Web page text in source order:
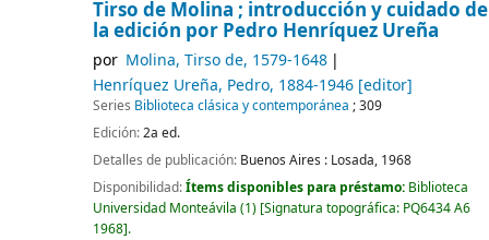
Tirso de Molina ; introducción y cuidado de
la edición por Pedro Henríquez Ureña
por Molina, Tirso de, 1579-1648
Henríquez Ureña, Pedro, 1884-1946[editor]
Series Biblioteca clásica y contemporánea ; 309
Edición:2a ed.
Detalles de publicación: Buenos Aires : Losada, 1968
Disponibilidad:Ítems disponibles para préstamo: Biblioteca
Universidad Monteávila (1) Signatura topográfica: PQ6434 A6
1968 .